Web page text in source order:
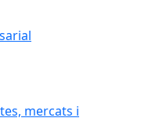
mercats i